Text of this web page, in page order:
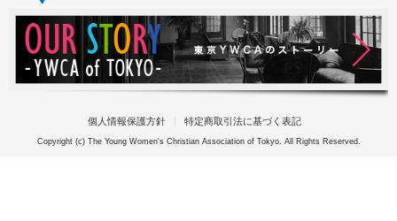
個人情報保護方針 特定商取引法に基づく表記
Copyright (c) The Young Women's Christian Association of Tokyo. All Rights Reserved.